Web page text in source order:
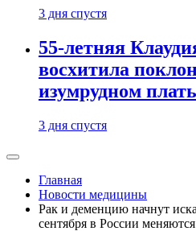
3 дня спустя
55-летняя
восхитила
изумрудном
3 дня спустя
Главная
Новости медицины
Рак и деменцию начнут
сентября в России